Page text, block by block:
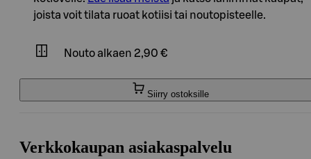
joista voit tilata ruoat kotiisi tai noutopisteelle.
Nouto alkaen 2,90 €
Siirry ostoksille
Verkkokaupan asiakaspalvelu